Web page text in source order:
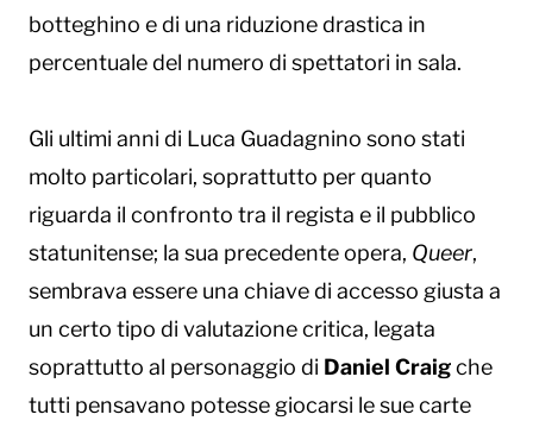
botteghino e di una riduzione drastica in
percentuale del numero di spettatori in sala.
Gli ultimi anni di Luca Guadagnino sono stati
molto particolari, soprattutto per quanto
riguarda il confronto tra il regista e il pubblico
statunitense; la sua precedente opera, Queer,
sembrava essere una chiave di accesso giusta a
un certo tipo di valutazione critica, legata
soprattutto al personaggio di Daniel Craigche
tutti pensavano potesse giocarsi le sue carte